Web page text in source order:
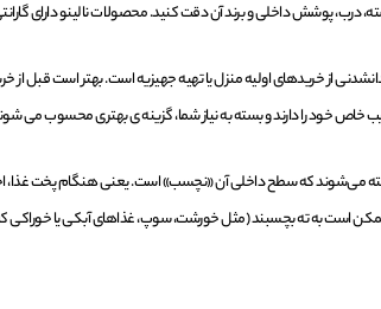
دسته، درب، پوشش داخلی و برند آن دقت کنید. محصولات نالینو
از خریدهای اولیه منزل یا تهیه جهیزیه است. بهتر است قبل از
خاص خود را دارند و بسته به نیاز شما، گزینه ی بهتری محسوب می
می‌شوند که سطح داخلی آن «نچسب» است. یعنی هنگام پخت غذا،
است به ته بچسبند (مثل خورشت، سوپ، غذاهای آبکی یا